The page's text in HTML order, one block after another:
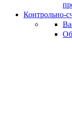
Контрольно-